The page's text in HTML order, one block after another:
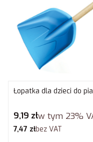
Łopatka dla dzieci do
Cena brutto
9,19 złw tym 23%
Cena netto
7,47 złbez VAT